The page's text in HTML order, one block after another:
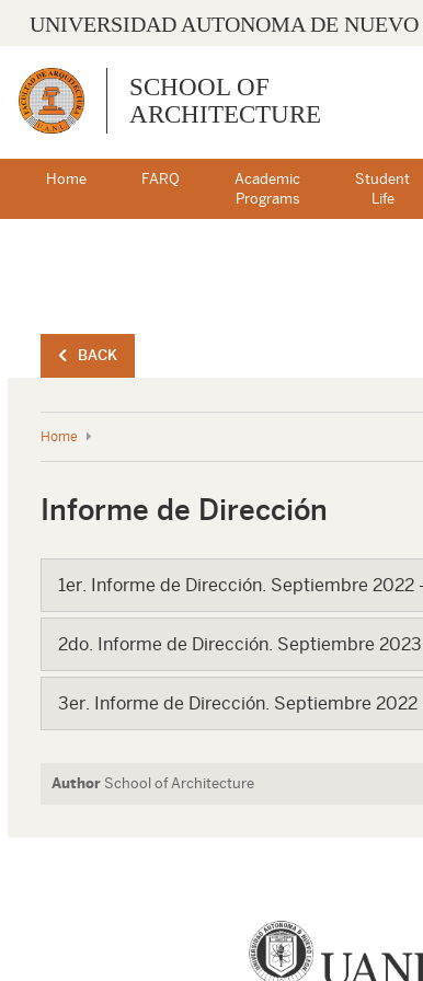
UNIVERSIDAD AUTONOMA DE
SCHOOL OF
ARCHITECTURE
Home FARQ
Academic
Programs
Student
Life
BACK
Home
Informe de Dirección
1er. Informe de Dirección. Septiembre 2022
2do. Informe de Dirección. Septiembre
3er. Informe de Dirección. Septiembre 2022
Author School of Architecture